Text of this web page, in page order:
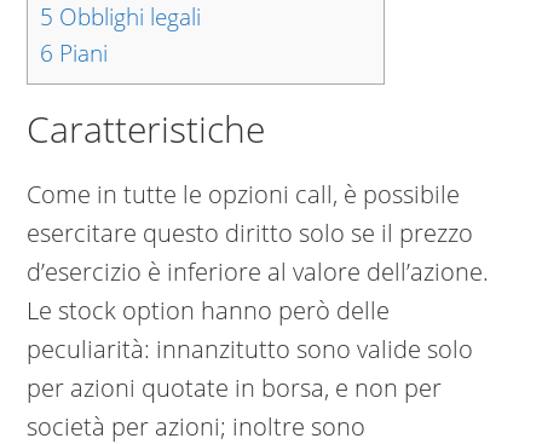
5 Obblighi legali
6 Piani
Caratteristiche
Come in tutte le opzioni call, è possibile
esercitare questo diritto solo se il prezzo
d’esercizio è inferiore al valore dell’azione.
Le stock option hanno però delle
peculiarità: innanzitutto sono valide solo
per azioni quotate in borsa, e non per
società per azioni; inoltre sono